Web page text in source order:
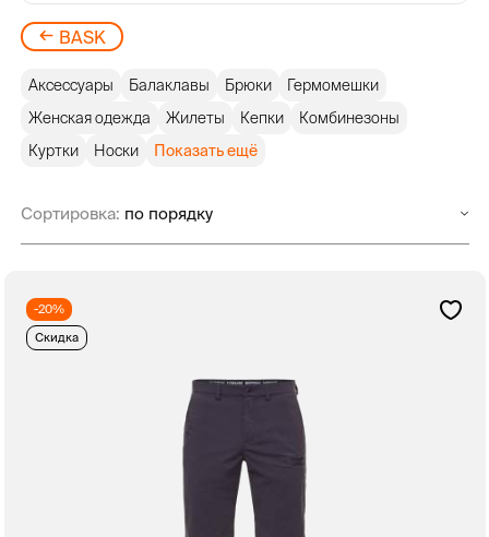
BASK
Аксессуары Балаклавы Брюки
Гермомешки
Женская одежда
Жилеты Кепки
Комбинезоны
Куртки
Носки Показать ещё
Сортировка:
-20%
Скидка